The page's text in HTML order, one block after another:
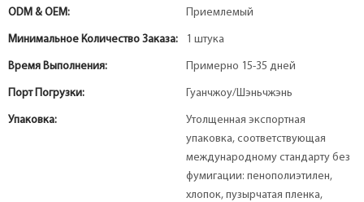
ODM & OEM: Приемлемый
Минимальное Количество Заказа: 1 штука
Время Выполнения: Примерно 15-35 дней
Порт Погрузки: Гуанчжоу/Шэньчжэнь
Упаковка:
Утолщенная экспортная
упаковка, соответствующая
международному стандарту без
фумигации: пенополиэтилен,
хлопок, пузырчатая пленка,